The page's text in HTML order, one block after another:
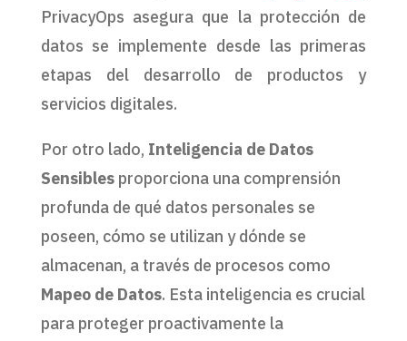
PrivacyOps asegura que la protección de
datos se implemente desde las primeras
etapas del desarrollo de productos y
servicios digitales.
Por otro lado, Inteligencia de Datos
Sensiblesproporciona una comprensión
profunda de qué datos personales se
poseen, cómo se utilizan y dónde se
almacenan, a través de procesos como
Mapeo de Datos. Esta inteligencia es crucial
para proteger proactivamente la